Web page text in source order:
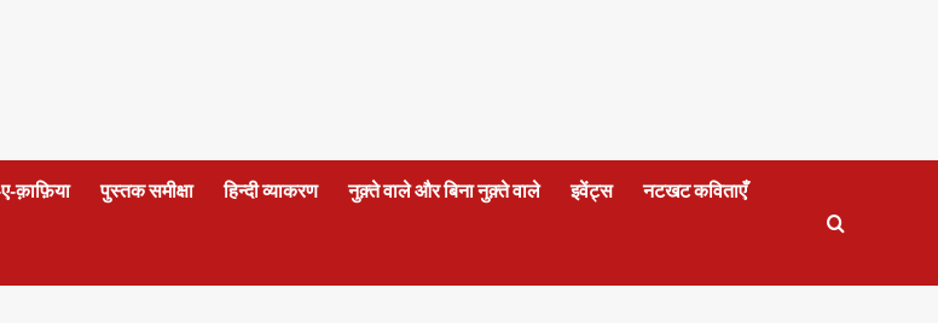
क़ाफ़िया पुस्तक समीक्षा हिन्दी व्याकरण नुक़्ते वाले और बिना नुक़्ते वाले इवेंट्स नटखट कविताएँ